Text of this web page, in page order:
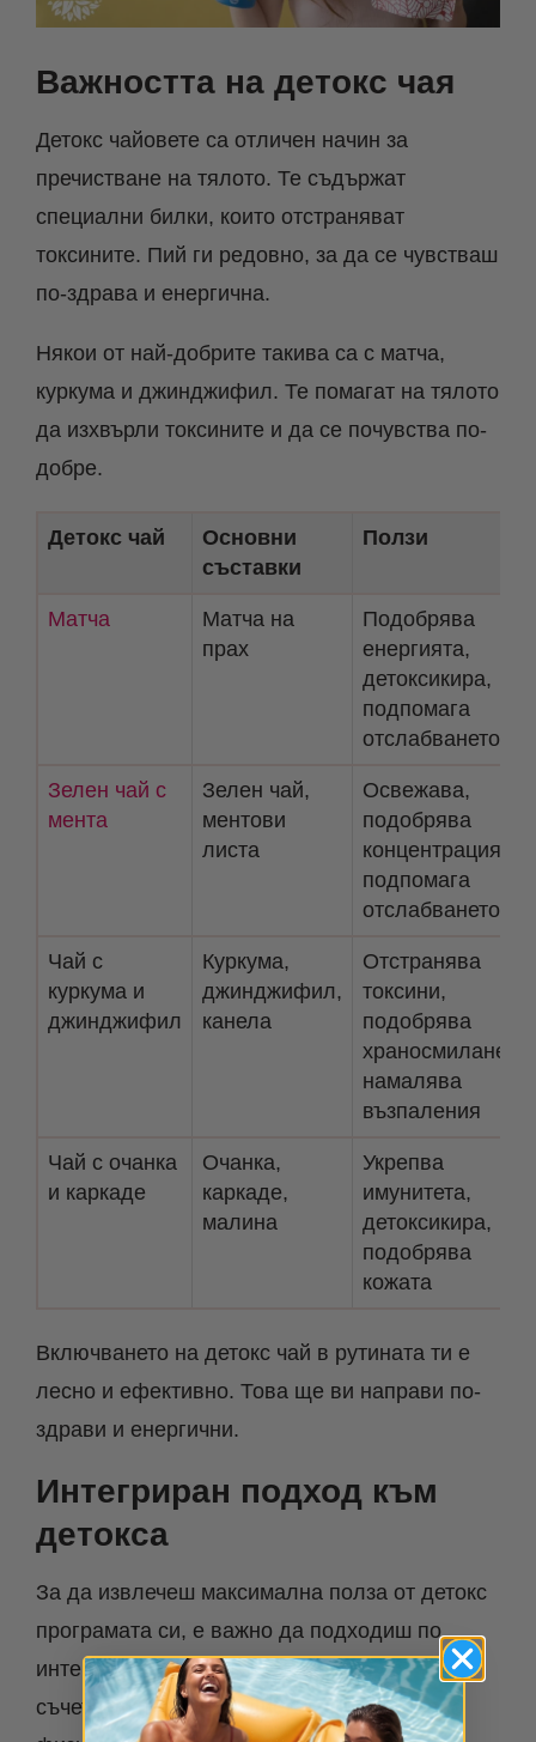
Важността на детокс чая
Детокс чайовете са отличен начин за
пречистване на тялото. Те съдържат
специални билки, които отстраняват
токсините. Пий ги редовно, за да се чувстваш
по-здрава и енергична.
Някои от най-добрите такива са с матча,
куркума и джинджифил. Те помагат на тялото
да изхвърли токсините и да се почувства по-
добре.
Детокс чай
Основни
съставки
Ползи
Матча
Матча на
прах
Подобрява
енергията,
детоксикира,
подпомага
отслабването
Зелен чай с
мента
Зелен чай,
ментови
листа
Освежава,
подобрява
концентрацията,
подпомага
отслабването
Чай с
куркума и
джинджифил
Куркума,
джинджифил,
канела
Отстранява
токсини,
подобрява
храносмилането,
намалява
възпаления
Чай с очанка
и каркаде
Очанка,
каркаде,
малина
Укрепва
имунитета,
детоксикира,
подобрява
кожата
Включването на детокс чай в рутината ти е
лесно и ефективно. Това ще ви направи по-
здрави и енергични.
Интегриран подход към
детокса
За да извлечеш максимална полза от детокс
програмата си, е важно да подходиш по
интегриран начин. Това означава да
съчетаеш промяна в диетата си с редовна